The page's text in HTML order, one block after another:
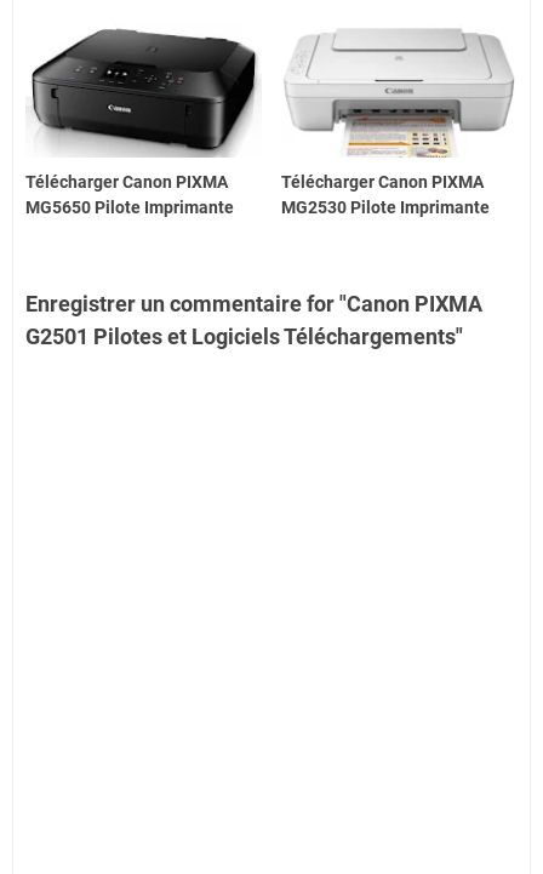
Télécharger Canon PIXMA
MG5650 Pilote Imprimante
Télécharger Canon PIXMA
MG2530 Pilote Imprimante
Enregistrer un commentaire for "Canon PIXMA
G2501 Pilotes et Logiciels Téléchargements"